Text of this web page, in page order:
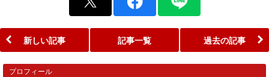
新しい記事 記事一覧 過去の記事
プロフィール